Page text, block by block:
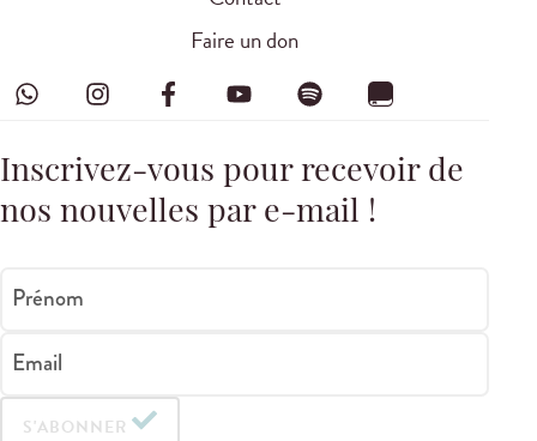
Faire un don
Inscrivez-vous pour recevoir de
nos nouvelles par e-mail !
Prénom
Email
S'ABONNER